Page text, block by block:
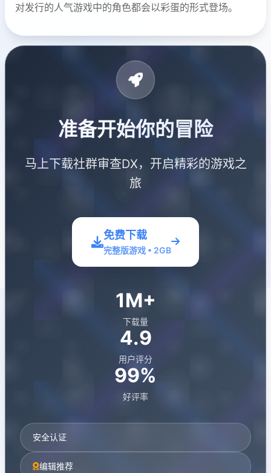
对发行的人气游戏中的角色都会以彩蛋的形式登场。
准备开始你的冒险
马上下载社群审查DX，开启精彩的游戏之
旅
免费下载
完整版游戏 • 2GB
1M+
下载量
4.9
用户评分
99%
好评率
安全认证
编辑推荐